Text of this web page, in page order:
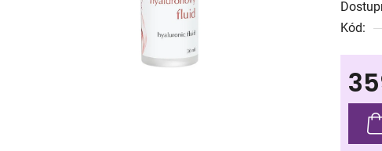
je
0,0
z
Kód: